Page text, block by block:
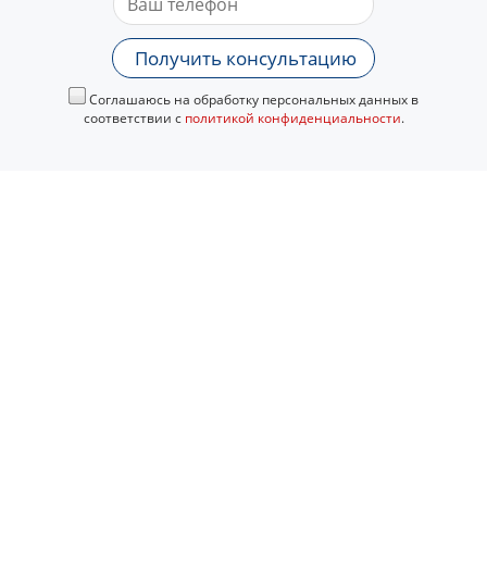
Получить консультацию
Соглашаюсь на обработку персональных данных в
соответствии с политикой конфиденциальности.